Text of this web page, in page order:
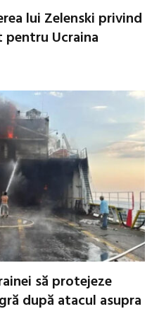
lui Zelenski privind
Ucraina
să protejeze
după atacul asupra